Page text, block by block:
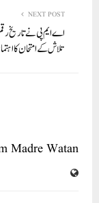
NEXT POST
تلاش کے امتحان کا
Madre Watan